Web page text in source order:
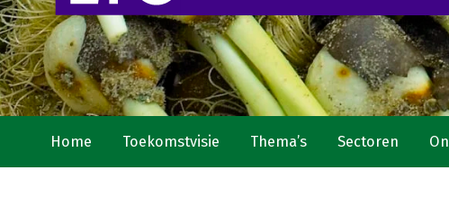
Home Toekomstvisie Thema’s Sectoren